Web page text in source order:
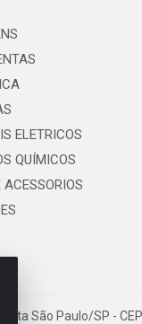
ELETRICOS
QUÍMICOS
São Paulo/SP -